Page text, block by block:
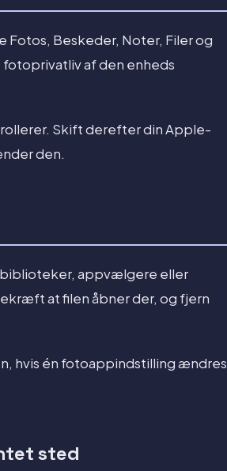
Fotos, Beskeder, Noter, Filer og
af den enheds
Skift derefter din Apple-
den.
biblioteker, appvælgere eller
at filen åbner der, og fjern
hvis én fotoappindstilling ændres
sted